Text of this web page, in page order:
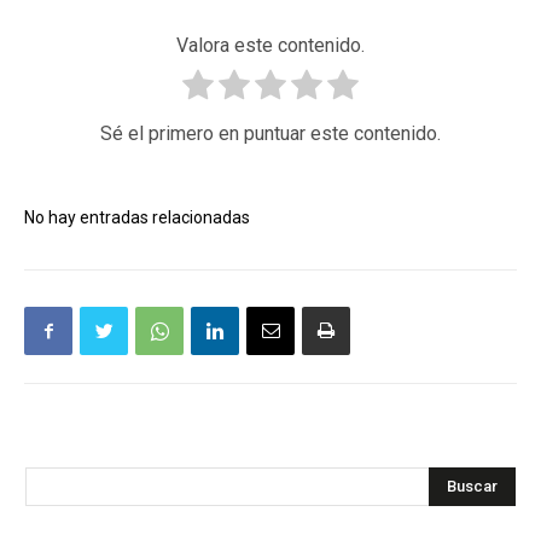
Valora este contenido.
Sé el primero en puntuar este contenido.
No hay entradas relacionadas
Buscar